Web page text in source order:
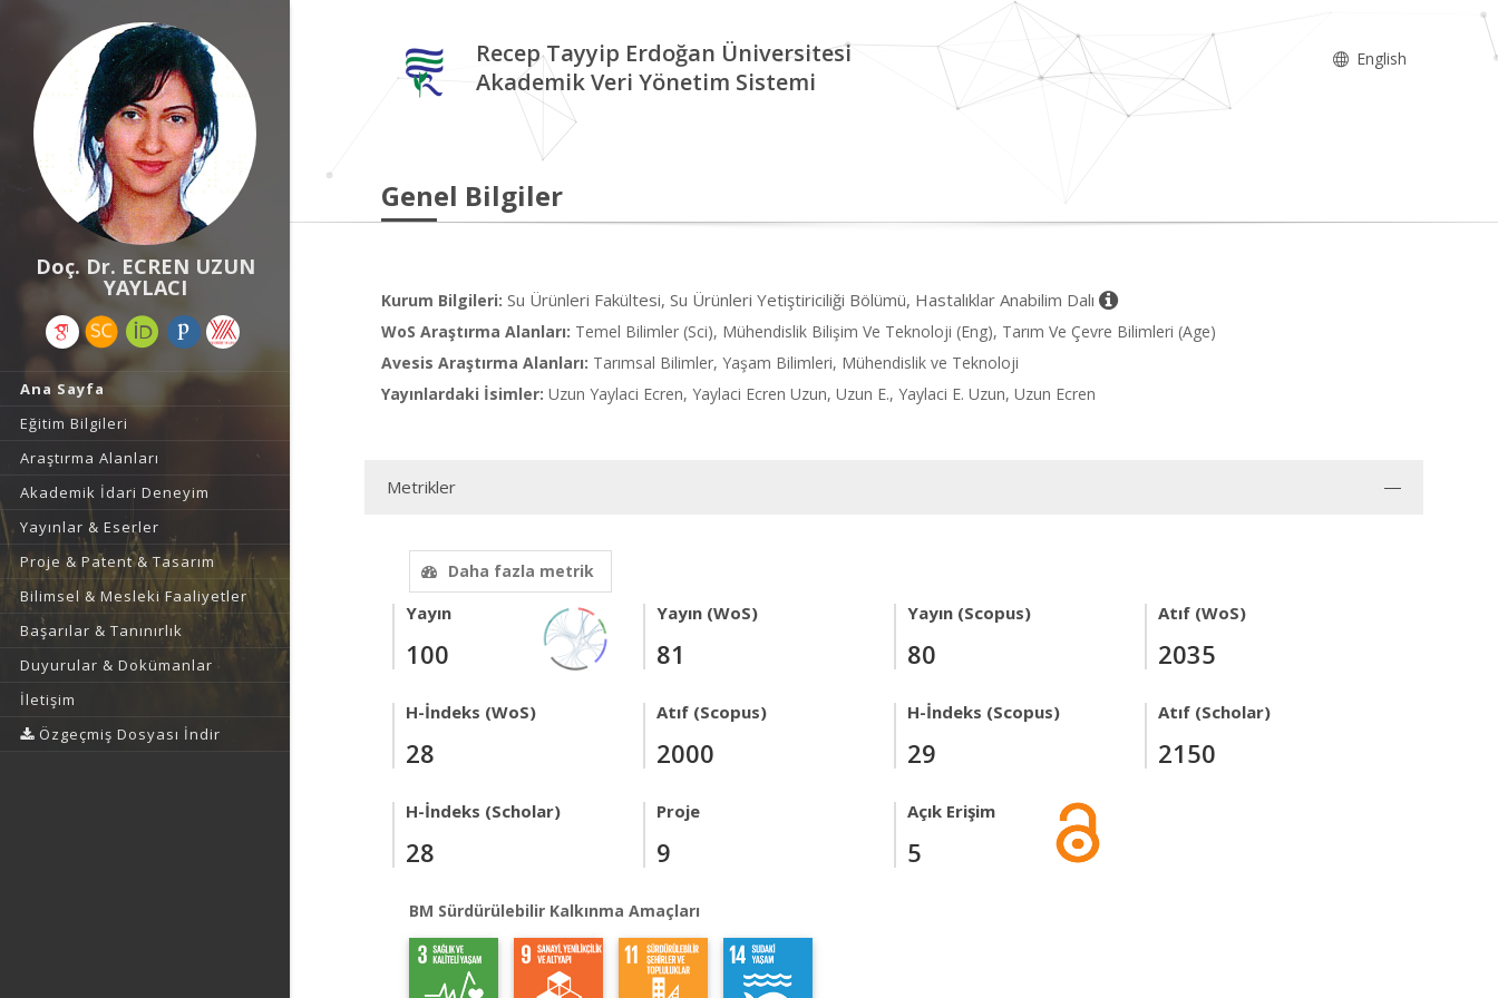
Doç. Dr. ECREN UZUN
YAYLACI
Ana Sayfa
Eğitim Bilgileri
Araştırma Alanları
Akademik İdari Deneyim
Yayınlar & Eserler
Proje & Patent & Tasarım
Bilimsel & Mesleki Faaliyetler
Başarılar & Tanınırlık
Duyurular & Dokümanlar
İletişim
Özgeçmiş Dosyası İndir
Recep Tayyip Erdoğan Üniversitesi
Akademik Veri Yönetim Sistemi
English
Genel Bilgiler
Kurum Bilgileri: Su Ürünleri Fakültesi, Su Ürünleri Yetiştiriciliği Bölümü, Hastalıklar Anabilim Dalı
WoS Araştırma Alanları: Temel Bilimler (Sci), Mühendislik Bilişim Ve Teknoloji (Eng), Tarım Ve Çevre Bilimleri (Age)
Avesis Araştırma Alanları: Tarımsal Bilimler, Yaşam Bilimleri, Mühendislik ve Teknoloji
Yayınlardaki İsimler: Uzun Yaylaci Ecren, Yaylaci Ecren Uzun, Uzun E., Yaylaci E. Uzun, Uzun Ecren
Metrikler
Daha fazla metrik
Yayın
100
Yayın (WoS)
81
Yayın (Scopus)
80
Atıf (WoS)
2035
H-İndeks (WoS)
28
Atıf (Scopus)
2000
H-İndeks (Scopus)
29
Atıf (Scholar)
2150
H-İndeks (Scholar)
28
Proje
9
Açık Erişim
5
BM Sürdürülebilir Kalkınma Amaçları